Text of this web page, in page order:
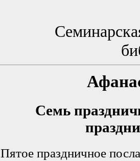
Семь
Пятое праздничное